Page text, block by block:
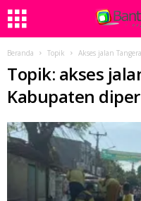
Beranda Topik Akses jalan
Topik: akses
Kabupaten